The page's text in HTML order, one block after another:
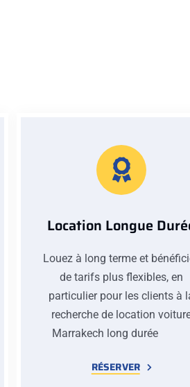
Location Longue
Louez à long terme et
de tarifs plus flexibles, en
particulier pour les clients à
recherche de location
Marrakech long durée
RÉSERVER